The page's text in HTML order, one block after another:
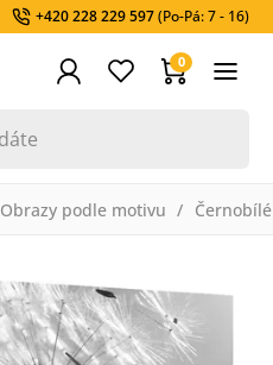
+420 228 229 597(Po-Pá: 7 - 16)
0
Obrazy podle motivu